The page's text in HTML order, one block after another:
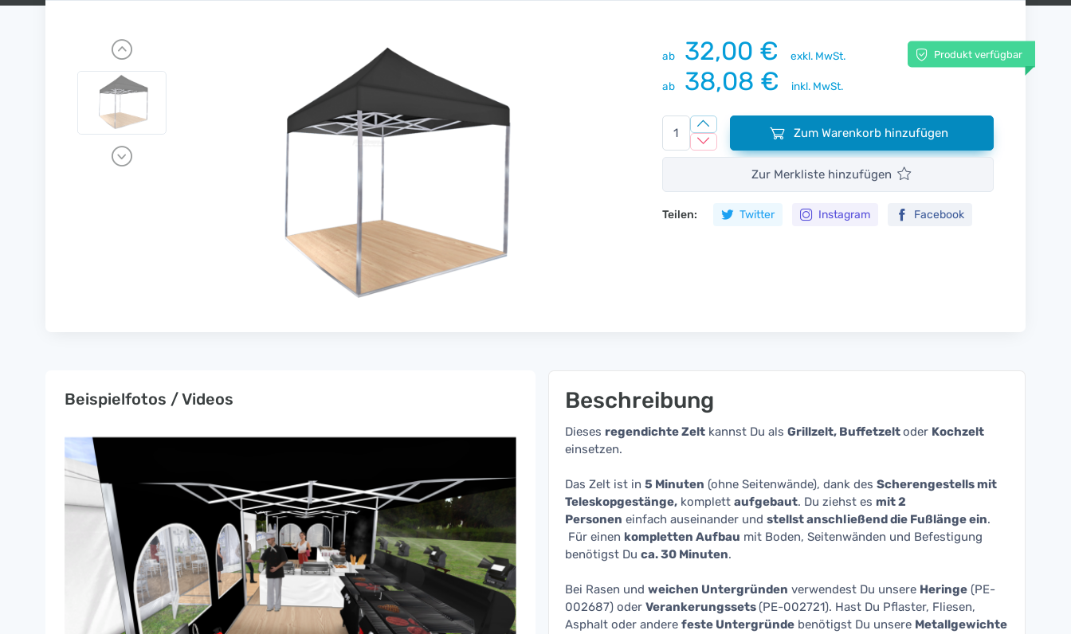
Previous
Next
ab 32,00 € exkl. MwSt.
ab 38,08 € inkl. MwSt.
Produkt verfügbar
Zum Warenkorb hinzufügen
Zur Merkliste hinzufügen
Teilen: Twitter Instagram Facebook
Beispielfotos / Videos Beschreibung
Dieses regendichte Zelt kannst Du als Grillzelt, Buffetzeltoder Kochzelt
einsetzen.
Das Zelt ist in 5 Minuten (ohne Seitenwände), dank des Scherengestells mit
Teleskopgestänge, komplett aufgebaut. Du ziehst es mit 2
Personen einfach auseinander und stellst anschließend die Fußlänge ein.
Für einen kompletten Aufbau mit Boden, Seitenwänden und Befestigung
benötigst Du ca. 30 Minuten.
Bei Rasen und weichen Untergründen verwendest Du unsere Heringe (PE-
002687) oder Verankerungssets(PE-002721). Hast Du Pflaster, Fliesen,
Asphalt oder andere feste Untergründe benötigst Du unsere Metallgewichte